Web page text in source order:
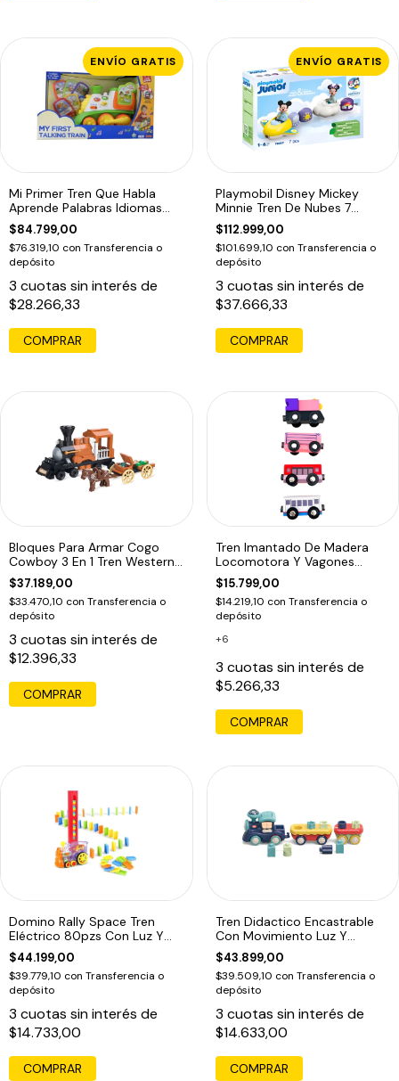
ENVÍO GRATIS
Mi Primer Tren Que Habla
Aprende Palabras Idiomas
Bilingüe
$84.799,00
$76.319,10 con Transferencia o
depósito
3 cuotas sin interés de
$28.266,33
ENVÍO GRATIS
Playmobil Disney Mickey
Minnie Tren De Nubes 7
Piezas 71697
$112.999,00
$101.699,10 con Transferencia o
depósito
3 cuotas sin interés de
$37.666,33
COMPRAR
Bloques Para Armar Cogo
Cowboy 3 En 1 Tren Western
Carreta
$37.189,00
$33.470,10 con Transferencia o
depósito
3 cuotas sin interés de
$12.396,33
COMPRAR
Tren Imantado De Madera
Locomotora Y Vagones
Compatible Vias
$15.799,00
$14.219,10 con Transferencia o
depósito
+6
3 cuotas sin interés de
$5.266,33
COMPRAR
Domino Rally Space Tren
Eléctrico 80pzs Con Luz Y
Sonido
$44.199,00
$39.779,10 con Transferencia o
depósito
3 cuotas sin interés de
$14.733,00
Tren Didactico Encastrable
Con Movimiento Luz Y
Sonido
$43.899,00
$39.509,10 con Transferencia o
depósito
3 cuotas sin interés de
$14.633,00
COMPRAR